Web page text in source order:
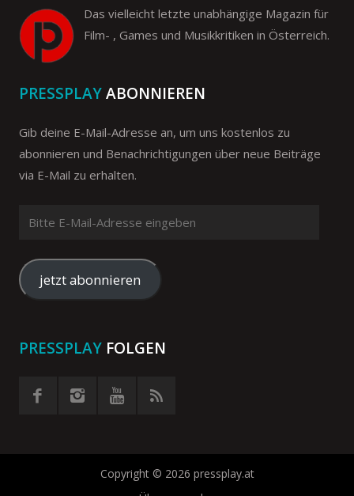
Das vielleicht letzte unabhängige Magazin für
Film- , Games und Musikkritiken in Österreich.
PRESSPLAYABONNIEREN
Gib deine E-Mail-Adresse an, um uns kostenlos zu
abonnieren und Benachrichtigungen über neue Beiträge
via E-Mail zu erhalten.
Mail-
Adresse
eingeben
jetzt abonnieren
PRESSPLAY FOLGEN
Copyright © 2026 pressplay.at